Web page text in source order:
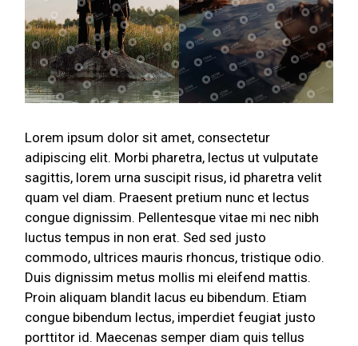
Lorem ipsum dolor sit amet, consectetur
adipiscing elit. Morbi pharetra, lectus ut vulputate
sagittis, lorem urna suscipit risus, id pharetra velit
quam vel diam. Praesent pretium nunc et lectus
congue dignissim. Pellentesque vitae mi nec nibh
luctus tempus in non erat. Sed sed justo
commodo, ultrices mauris rhoncus, tristique odio.
Duis dignissim metus mollis mi eleifend mattis.
Proin aliquam blandit lacus eu bibendum. Etiam
congue bibendum lectus, imperdiet feugiat justo
porttitor id. Maecenas semper diam quis tellus